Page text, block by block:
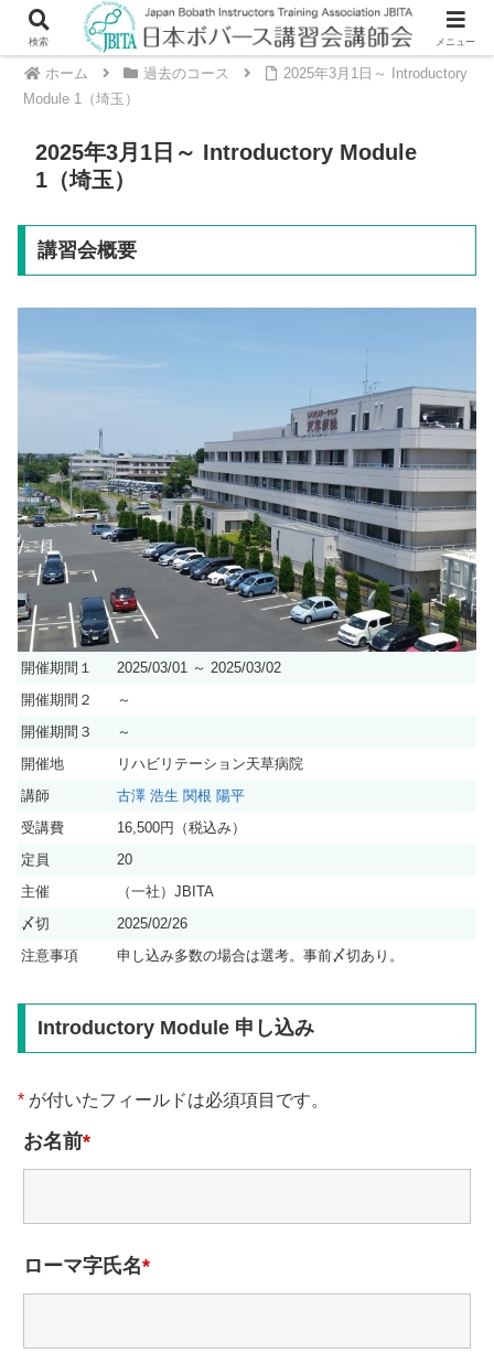
ホーム 過去のコース
2025年3月1日～ Introductory
Module 1（埼玉）
2025年3月1日～ Introductory Module
1（埼玉）
講習会概要
開催期間１
2025/03/01 ～ 2025/03/02
開催期間２
～
開催期間３
～
開催地
リハビリテーション天草病院
講師
古澤 浩生 関根 陽平
受講費
16,500円（税込み）
定員
20
主催
（一社）JBITA
〆切
2025/02/26
注意事項
申し込み多数の場合は選考。事前〆切あり。
Introductory Module 申し込み
* が付いたフィールドは必須項目です。
お名前*
ローマ字氏名*
検索 メニュー